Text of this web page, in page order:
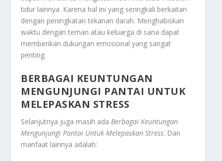
tidur lainnya. Karena hal ini yang seringkali berkaitan
dengan peningkatan tekanan darah. Menghabiskan
waktu dengan teman atau keluarga di sana dapat
memberikan dukungan emosional yang sangat
penting.
BERBAGAI KEUNTUNGAN
MENGUNJUNGI PANTAI UNTUK
MELEPASKAN STRESS
Selanjutnya juga masih ada Berbagai Keuntungan
Mengunjungi Pantai Untuk Melepaskan Stress. Dan
manfaat lainnya adalah: